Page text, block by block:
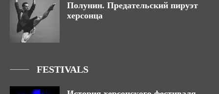
Полунин. Предательский пируэт
херсонца
FESTIVALS